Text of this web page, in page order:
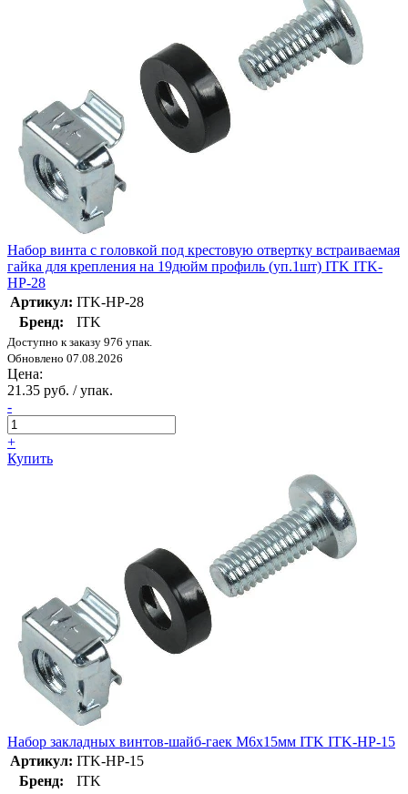
Набор винта с головкой под крестовую отвертку встраиваемая
гайка для крепления на 19дюйм профиль (уп.1шт) ITK ITK-
HP-28
Артикул: ITK-HP-28
Бренд:
ITK
Доступно к заказу 976 упак.
Обновлено 07.08.2026
Цена:
21.35 руб. / упак.
-
+
Купить
Набор закладных винтов-шайб-гаек M6x15мм ITK ITK-HP-15
Артикул: ITK-HP-15
Бренд:
ITK